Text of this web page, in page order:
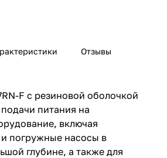
Отзывы
F с резиновой оболочкой
питания на
включая
и погружные насосы в
глубине, а также для